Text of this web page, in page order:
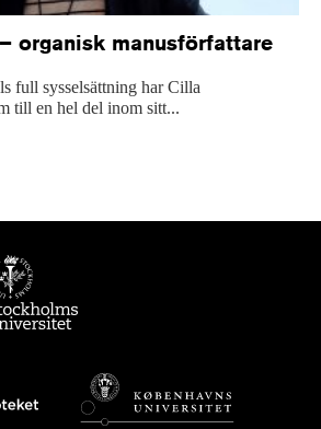
organisk manusförfattare
full sysselsättning har Cilla
till en hel del inom sitt...